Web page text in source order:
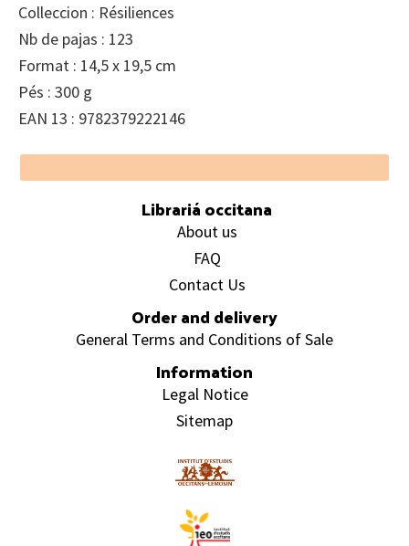
Colleccion : Résiliences
Nb de pajas : 123
Format : 14,5 x 19,5 cm
Pés : 300 g
EAN 13 : 9782379222146
Footer
Librariá occitana
About us
FAQ
Contact Us
Order and delivery
General Terms and Conditions of Sale
Information
Legal Notice
Sitemap